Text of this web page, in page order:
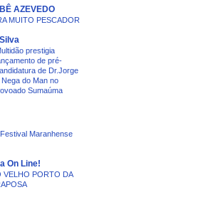
AZEVEDO
MUITO PESCADOR
prestigia
de pré-
de Dr.Jorge
Nega do Man no
Sumaúma
Maranhense
On Line!
VELHO PORTO DA